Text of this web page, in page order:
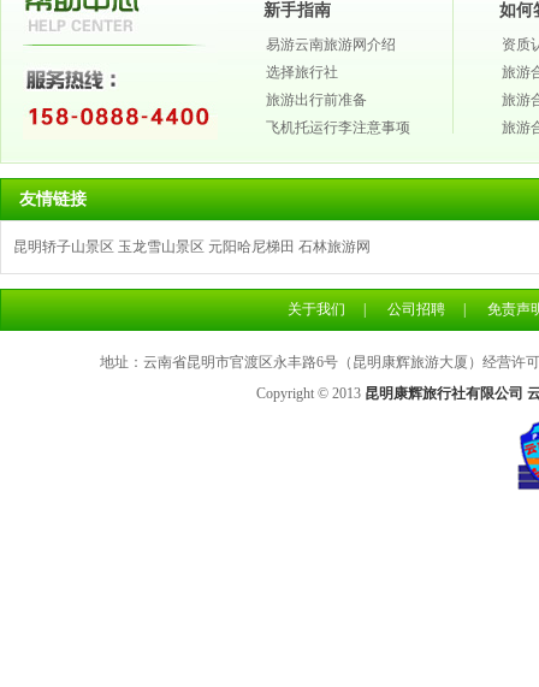
新手指南
易游云南旅游网介绍
选择旅行社
旅游出行前准备
飞机托运行李注意事项
如何
资质
旅游
旅游
旅游
友情链接
昆明轿子山景区 玉龙雪山景区 元阳哈尼梯田 石林旅游网
关于我们 公司招聘 免责声
地址：云南省昆明市官渡区永丰路6号（昆明康辉旅游大厦）经营许
Copyright © 2013 昆明康辉旅行社有限公司